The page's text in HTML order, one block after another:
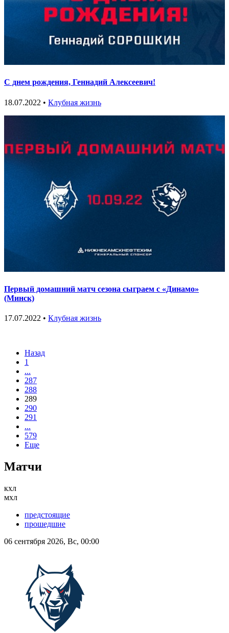
С днем рождения, Геннадий Алексеевич!
18.07.2022 • Клубная жизнь
Первый домашний матч сезона сыграем с «Динамо»
(Минск)
17.07.2022 • Клубная жизнь
Назад
1
...
287
288
289
290
291
...
579
Еще
Матчи
кхл
мхл
предстоящие
прошедшие
06 сентября 2026, Вс, 00:00